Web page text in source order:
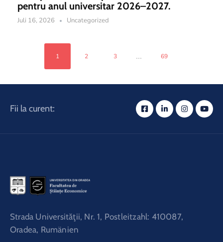
pentru anul universitar 2026–2027.
Juli 16, 2026 Uncategorized
1 2 3 ... 69
Fii la curent:
Strada Universităţii, Nr. 1, Postleitzahl: 410087,
Oradea, Rumänien